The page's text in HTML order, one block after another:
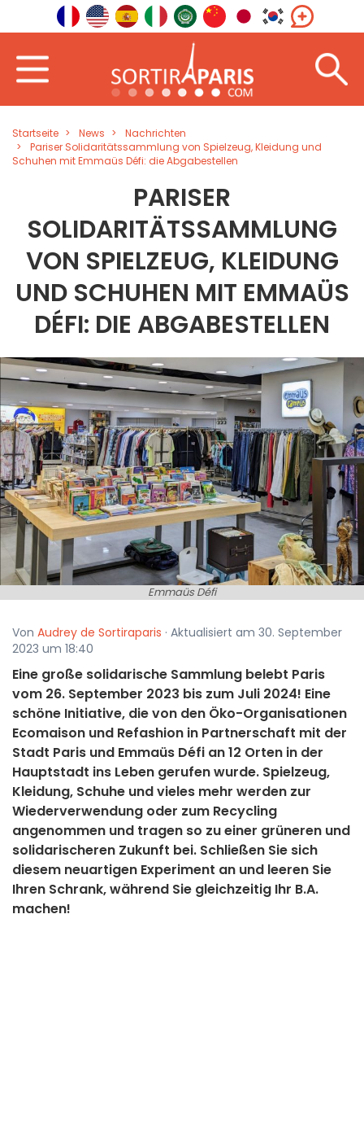
Startseite News
Nachrichten
Pariser Solidaritätssammlung von Spielzeug, Kleidung und
Schuhen mit Emmaüs Défi: die Abgabestellen
PARISER
SOLIDARITÄTSSAMMLUNG
VON SPIELZEUG, KLEIDUNG
UND SCHUHEN MIT EMMAÜS
DÉFI: DIE ABGABESTELLEN
Emmaüs Défi
Von Audrey de Sortiraparis · Aktualisiert am 30. September
2023 um 18:40
Eine große solidarische Sammlung belebt Paris
vom 26. September 2023 bis zum Juli 2024! Eine
schöne Initiative, die von den Öko-Organisationen
Ecomaison und Refashion in Partnerschaft mit der
Stadt Paris und Emmaüs Défi an 12 Orten in der
Hauptstadt ins Leben gerufen wurde. Spielzeug,
Kleidung, Schuhe und vieles mehr werden zur
Wiederverwendung oder zum Recycling
angenommen und tragen so zu einer grüneren und
solidarischeren Zukunft bei. Schließen Sie sich
diesem neuartigen Experiment an und leeren Sie
Ihren Schrank, während Sie gleichzeitig Ihr B.A.
machen!